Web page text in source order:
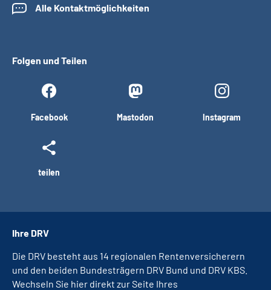
Alle Kontaktmöglichkeiten
Folgen und Teilen
Facebook Mastodon Instagram
teilen
Ihre DRV
Die DRV besteht aus 14 regionalen Rentenversicherern
und den beiden Bundesträgern DRV Bund und DRV KBS.
Wechseln Sie hier direkt zur Seite Ihres